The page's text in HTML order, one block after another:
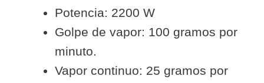
Potencia: 2200 W
Golpe de vapor: 100 gramos por
minuto.
Vapor continuo: 25 gramos por